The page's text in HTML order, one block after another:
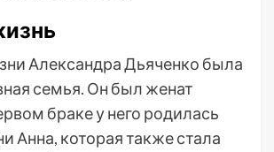
Александра Дьяченко была
семья. Он был женат
браке у него родилась
Анна, которая также стала